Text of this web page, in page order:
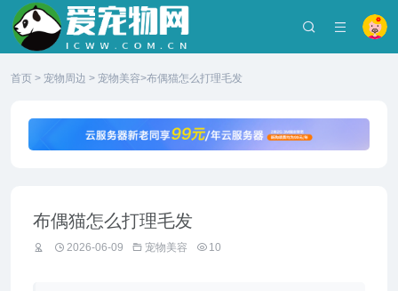
首页 > 宠物周边 > 宠物美容>布偶猫怎么打理毛发
布偶猫怎么打理毛发
2026-06-09 宠物美容 10